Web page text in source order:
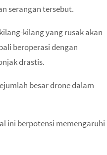
serangan tersebut.
kilang yang rusak akan
beroperasi dengan
drastis.
besar drone dalam
ini berpotensi memengaruhi